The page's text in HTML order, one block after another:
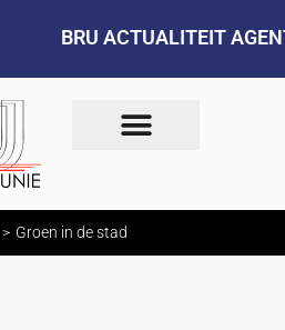
BRU ACTUALITEIT
Groen in de stad